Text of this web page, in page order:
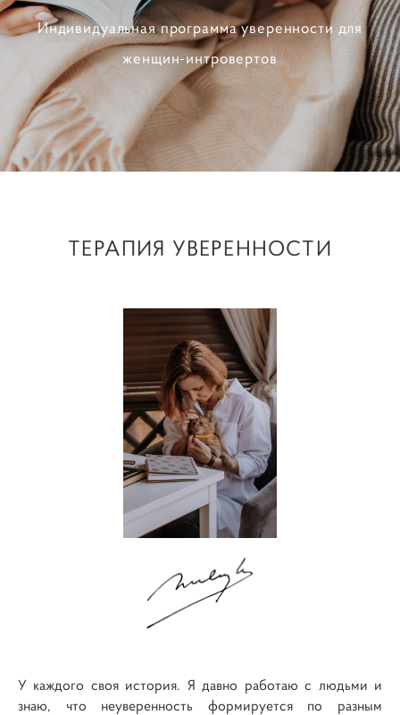
Индивидуальнаяпрограмма уверенности для
женщин-интровертов
ТЕРАПИЯ УВЕРЕННОСТИ
У каждого своя история. Я давно работаю с людьми и
знаю, что неуверенность формируется по разным